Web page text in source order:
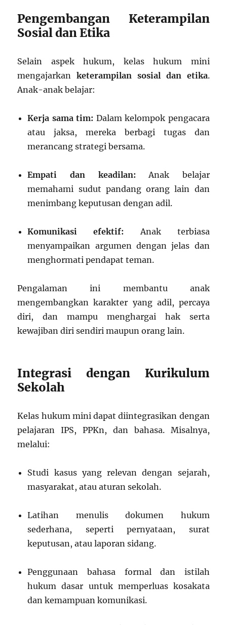
Pengembangan Keterampilan
Sosial dan Etika
Selain aspek hukum, kelas hukum mini
mengajarkanketerampilan sosial dan etika.
Anak-anak belajar:
Kerja sama tim: Dalam kelompok pengacara
atau jaksa, mereka berbagi tugas dan
merancang strategi bersama.
Empati dan keadilan: Anak belajar
memahami sudut pandang orang lain dan
menimbang keputusan dengan adil.
Komunikasi efektif: Anak terbiasa
menyampaikan argumen dengan jelas dan
menghormati pendapat teman.
Pengalaman ini membantu anak
mengembangkan karakter yang adil, percaya
diri, dan mampu menghargai hak serta
kewajiban diri sendiri maupun orang lain.
Integrasi dengan Kurikulum
Sekolah
Kelas hukum mini dapat diintegrasikan dengan
pelajaran IPS, PPKn, dan bahasa. Misalnya,
melalui:
Studi kasus yang relevan dengan sejarah,
masyarakat, atau aturan sekolah.
Latihan menulis dokumen hukum
sederhana, seperti pernyataan, surat
keputusan, atau laporan sidang.
Penggunaan bahasa formal dan istilah
hukum dasar untuk memperluas kosakata
dan kemampuan komunikasi.